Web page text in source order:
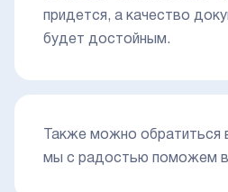
придется, а качество
будет достойным.
Также можно обратиться
мы с радостью поможем